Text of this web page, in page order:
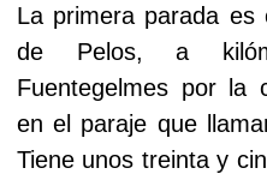
La primera parada
de Pelos, a
Fuentegelmes por la
en el paraje que
Tiene unos treinta y